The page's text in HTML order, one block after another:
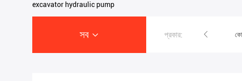
excavator hydraulic pump
সব প্রকার:
খননকারী হাইড্রোলিক পাম্প